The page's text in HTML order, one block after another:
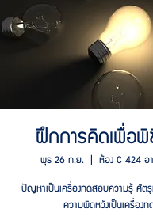
ฝึกการคิดเพื่อ
พุธ 26 ก.ย.
  |
ห้อง C 424 อ
ปัญหาเป็นเครื่องทดสอบความรู้ ศัตรู
ความผิดหวังเป็นเครื่องท